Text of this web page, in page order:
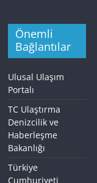
Önemli
Bağlantılar
Ulusal Ulaşım
Portalı
TC Ulaştırma
Denizcilik ve
Haberleşme
Bakanlığı
Türkiye
Cumhuriyeti